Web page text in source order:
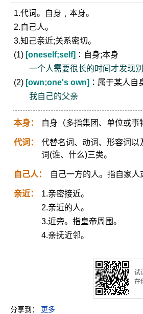
1.代词。自身﹐本身。
2.自己人。
3.知己亲近;关系密切。
(1) [oneself;self] ∶自身;本身
一个人需要很长的时间才发现
(2) [own;one's own] ∶属于某人自
我自己的父亲
本身： 自身（多指集团、单位或
代词：
代替名词、动词、形容词
词(谁、什么)三类。
自己人： 自己一方的人。指自家人
亲近：
1.亲密接近。
2.亲近的人。
3.近旁。指皇帝周围。
4.亲抚近邻。
试
在
分享到： 更多